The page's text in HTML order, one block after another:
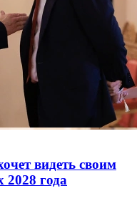
видеть своим
года